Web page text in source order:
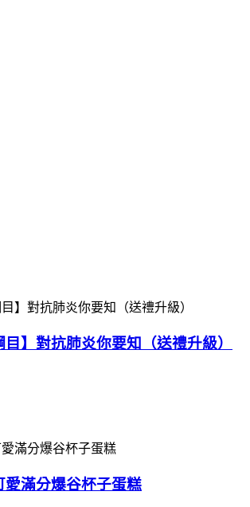
目】對抗肺炎你要知（送禮升級）
愛滿分爆谷杯子蛋糕